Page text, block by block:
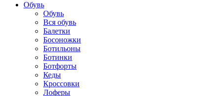
Обувь
Обувь
Вся обувь
Балетки
Босоножки
Ботильоны
Ботинки
Ботфорты
Кеды
Кроссовки
Лоферы